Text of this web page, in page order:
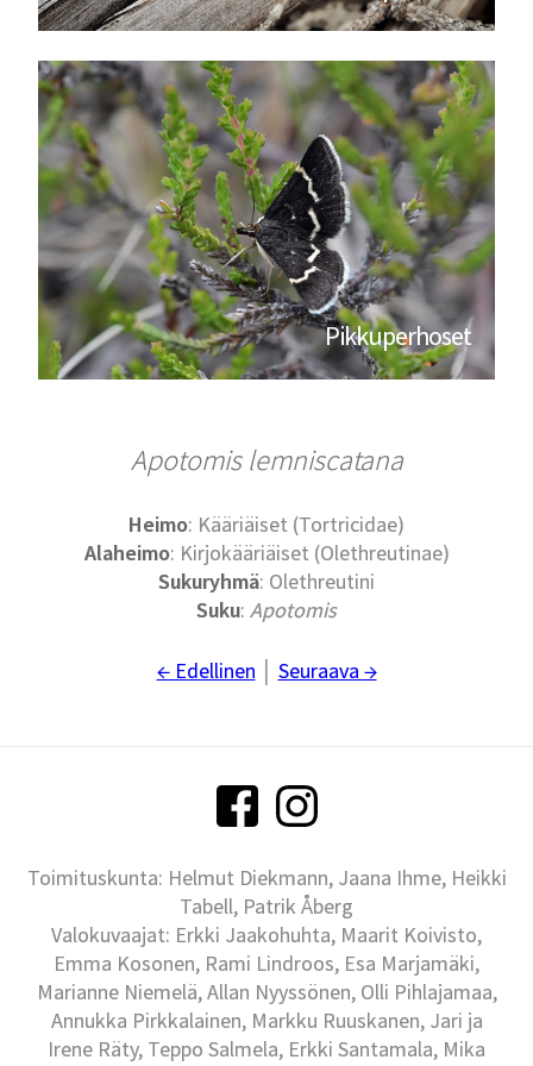
Pikkuperhoset
Apotomis lemniscatana
Heimo: Kääriäiset (Tortricidae)
Alaheimo: Kirjokääriäiset (Olethreutinae)
Sukuryhmä: Olethreutini
Suku: Apotomis
← Edellinen Seuraava →
Toimituskunta: Helmut Diekmann, Jaana Ihme, Heikki
Tabell, Patrik Åberg
Valokuvaajat: Erkki Jaakohuhta, Maarit Koivisto,
Emma Kosonen, Rami Lindroos, Esa Marjamäki,
Marianne Niemelä, Allan Nyyssönen, Olli Pihlajamaa,
Annukka Pirkkalainen, Markku Ruuskanen, Jari ja
Irene Räty, Teppo Salmela, Erkki Santamala, Mika